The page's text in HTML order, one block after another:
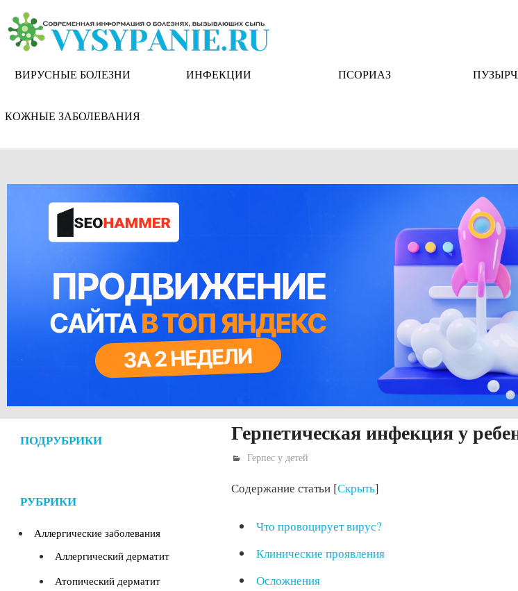
to
content
ВИРУСНЫЕ БОЛЕЗНИ ИНФЕКЦИИ ПСОРИАЗ
КОЖНЫЕ ЗАБОЛЕВАНИЯ
Герпетическая инфекция у
Герпес у детей
Содержание статьи [Скрыть]
Что провоцирует вирус?
Клинические проявления
Осложнения
ПОДРУБРИКИ
РУБРИКИ
Аллергические заболевания
Аллергический дерматит
Атопический дерматит